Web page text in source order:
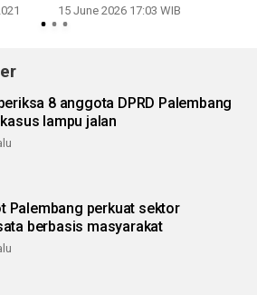
15 June 2026 17:03 WIB
8 anggota DPRD Palembang
lampu jalan
Palembang perkuat sektor
berbasis masyarakat